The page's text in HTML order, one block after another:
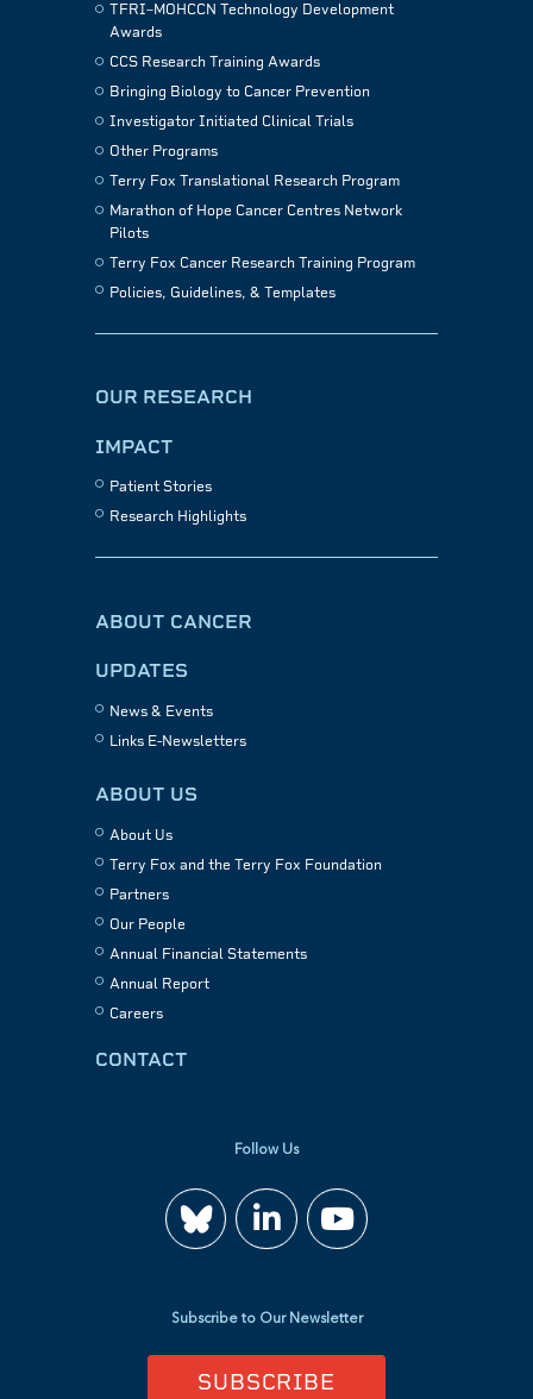
TFRI–MOHCCN Technology Development
Awards
CCS Research Training Awards
Bringing Biology to Cancer Prevention
Investigator Initiated Clinical Trials
Other Programs
Terry Fox Translational Research Program
Marathon of Hope Cancer Centres Network
Pilots
Terry Fox Cancer Research Training Program
Policies, Guidelines, & Templates
OUR RESEARCH
IMPACT
Patient Stories
Research Highlights
ABOUT CANCER
UPDATES
News & Events
Links E-Newsletters
ABOUT US
About Us
Terry Fox and the Terry Fox Foundation
Partners
Our People
Annual Financial Statements
Annual Report
Careers
CONTACT
Follow Us
Join
us
on
Watch
us
on
Subscribe to Our Newsletter
SUBSCRIBE